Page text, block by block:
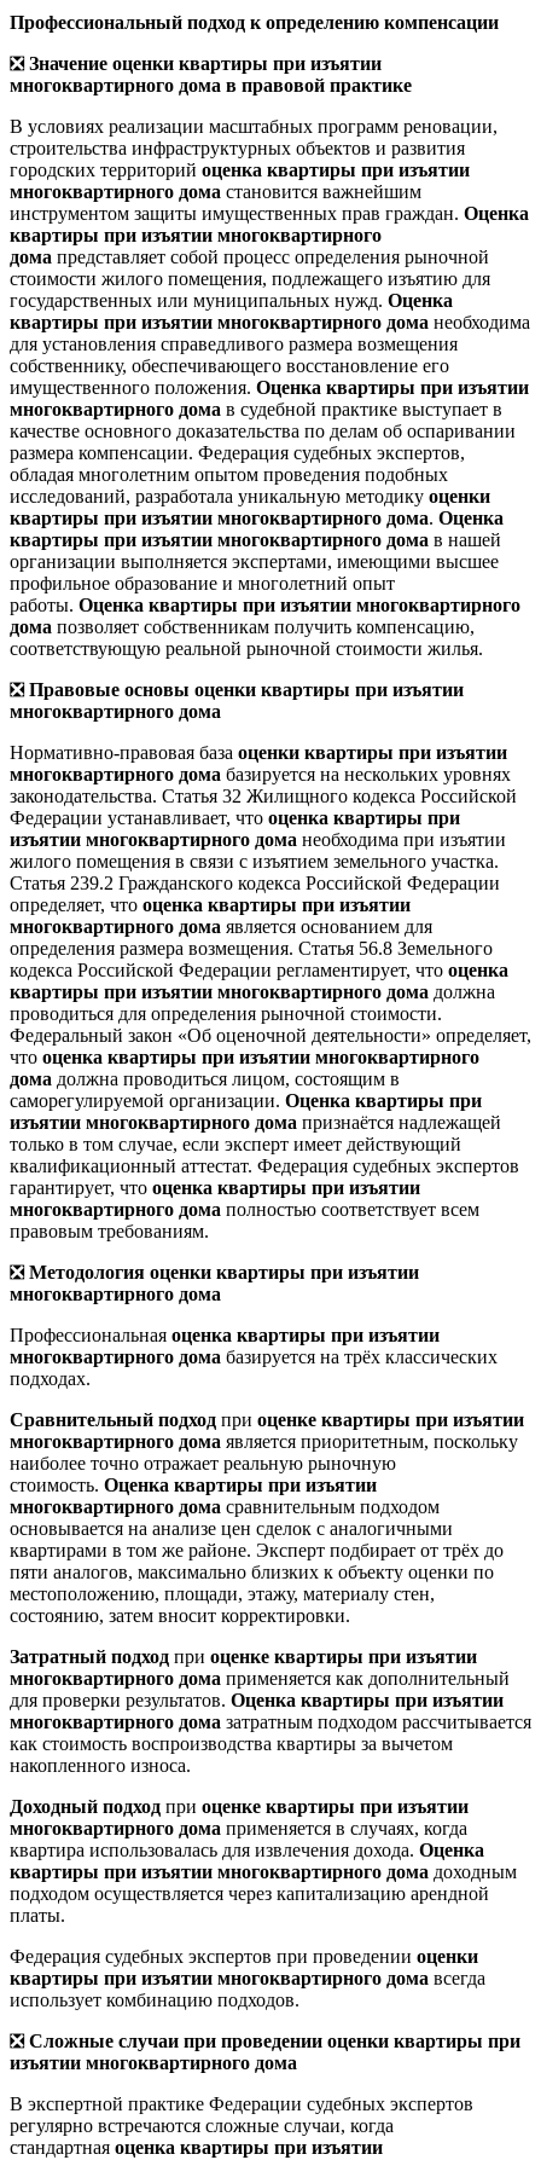
Профессиональный подход к определению компенсации
❎ Значение оценки квартиры при изъятии
многоквартирного дома в правовой практике
В условиях реализации масштабных программ реновации,
строительства инфраструктурных объектов и развития
городских территорий оценка квартиры при изъятии
многоквартирного дома становится важнейшим
инструментом защиты имущественных прав граждан. Оценка
квартиры при изъятии многоквартирного
дома представляет собой процесс определения рыночной
стоимости жилого помещения, подлежащего изъятию для
государственных или муниципальных нужд. Оценка
квартиры при изъятии многоквартирного дома необходима
для установления справедливого размера возмещения
собственнику, обеспечивающего восстановление его
имущественного положения. Оценка квартиры при изъятии
многоквартирного дома в судебной практике выступает в
качестве основного доказательства по делам об оспаривании
размера компенсации. Федерация судебных экспертов,
обладая многолетним опытом проведения подобных
исследований, разработала уникальную методику оценки
квартиры при изъятии многоквартирного дома. Оценка
квартиры при изъятии многоквартирного дома в нашей
организации выполняется экспертами, имеющими высшее
профильное образование и многолетний опыт
работы. Оценка квартиры при изъятии многоквартирного
дома позволяет собственникам получить компенсацию,
соответствующую реальной рыночной стоимости жилья.
❎ Правовые основы оценки квартиры при изъятии
многоквартирного дома
Нормативно-правовая база оценки квартиры при изъятии
многоквартирного дома базируется на нескольких уровнях
законодательства. Статья 32 Жилищного кодекса Российской
Федерации устанавливает, что оценка квартиры при
изъятии многоквартирного дома необходима при изъятии
жилого помещения в связи с изъятием земельного участка.
Статья 239.2 Гражданского кодекса Российской Федерации
определяет, что оценка квартиры при изъятии
многоквартирного дома является основанием для
определения размера возмещения. Статья 56.8 Земельного
кодекса Российской Федерации регламентирует, что оценка
квартиры при изъятии многоквартирного дома должна
проводиться для определения рыночной стоимости.
Федеральный закон «Об оценочной деятельности» определяет,
что оценка квартиры при изъятии многоквартирного
дома должна проводиться лицом, состоящим в
саморегулируемой организации. Оценка квартиры при
изъятии многоквартирного дома признаётся надлежащей
только в том случае, если эксперт имеет действующий
квалификационный аттестат. Федерация судебных экспертов
гарантирует, что оценка квартиры при изъятии
многоквартирного дома полностью соответствует всем
правовым требованиям.
❎ Методология оценки квартиры при изъятии
многоквартирного дома
Профессиональная оценка квартиры при изъятии
многоквартирного дома базируется на трёх классических
подходах.
Сравнительный подход при оценке квартиры при изъятии
многоквартирного дома является приоритетным, поскольку
наиболее точно отражает реальную рыночную
стоимость. Оценка квартиры при изъятии
многоквартирного дома сравнительным подходом
основывается на анализе цен сделок с аналогичными
квартирами в том же районе. Эксперт подбирает от трёх до
пяти аналогов, максимально близких к объекту оценки по
местоположению, площади, этажу, материалу стен,
состоянию, затем вносит корректировки.
Затратный подход при оценке квартиры при изъятии
многоквартирного дома применяется как дополнительный
для проверки результатов. Оценка квартиры при изъятии
многоквартирного дома затратным подходом рассчитывается
как стоимость воспроизводства квартиры за вычетом
накопленного износа.
Доходный подход при оценке квартиры при изъятии
многоквартирного дома применяется в случаях, когда
квартира использовалась для извлечения дохода. Оценка
квартиры при изъятии многоквартирного дома доходным
подходом осуществляется через капитализацию арендной
платы.
Федерация судебных экспертов при проведении оценки
квартиры при изъятии многоквартирного дома всегда
использует комбинацию подходов.
❎ Сложные случаи при проведении оценки квартиры при
изъятии многоквартирного дома
В экспертной практике Федерации судебных экспертов
регулярно встречаются сложные случаи, когда
стандартная оценка квартиры при изъятии